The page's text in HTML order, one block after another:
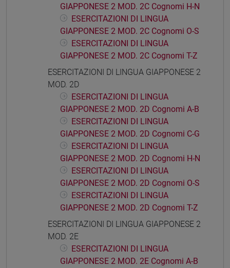
GIAPPONESE 2 MOD. 2C Cognomi H-N
ESERCITAZIONI DI LINGUA
GIAPPONESE 2 MOD. 2C Cognomi O-S
ESERCITAZIONI DI LINGUA
GIAPPONESE 2 MOD. 2C Cognomi T-Z
ESERCITAZIONI DI LINGUA GIAPPONESE 2
MOD. 2D
ESERCITAZIONI DI LINGUA
GIAPPONESE 2 MOD. 2D Cognomi A-B
ESERCITAZIONI DI LINGUA
GIAPPONESE 2 MOD. 2D Cognomi C-G
ESERCITAZIONI DI LINGUA
GIAPPONESE 2 MOD. 2D Cognomi H-N
ESERCITAZIONI DI LINGUA
GIAPPONESE 2 MOD. 2D Cognomi O-S
ESERCITAZIONI DI LINGUA
GIAPPONESE 2 MOD. 2D Cognomi T-Z
ESERCITAZIONI DI LINGUA GIAPPONESE 2
MOD. 2E
ESERCITAZIONI DI LINGUA
GIAPPONESE 2 MOD. 2E Cognomi A-B